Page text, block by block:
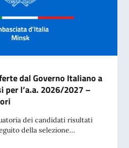
dal Governo Italiano a
l’a.a. 2026/2027 –
dei candidati risultati
della selezione...